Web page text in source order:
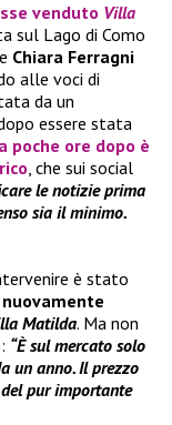
venduto Villa
sul Lago di Como
Chiara Ferragni
alle voci di
da un
essere stata
ore dopo è
, che sui social
le notizie prima
sia il minimo.
è stato
Matilda. Ma non
“È sul mercato solo
un anno. Il prezzo
pur importante